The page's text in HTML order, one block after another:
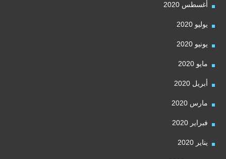
أغسطس 2020
يوليو 2020
يونيو 2020
مايو 2020
أبريل 2020
مارس 2020
فبراير 2020
يناير 2020